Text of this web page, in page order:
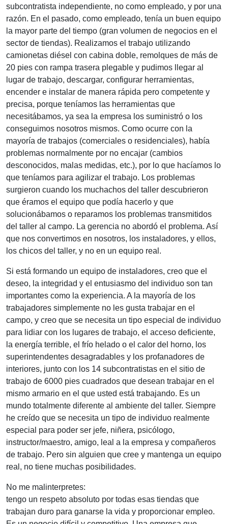
subcontratista independiente, no como empleado, y por una
razón. En el pasado, como empleado, tenía un buen equipo
la mayor parte del tiempo (gran volumen de negocios en el
sector de tiendas). Realizamos el trabajo utilizando
camionetas diésel con cabina doble, remolques de más de
20 pies con rampa trasera plegable y pudimos llegar al
lugar de trabajo, descargar, configurar herramientas,
encender e instalar de manera rápida pero competente y
precisa, porque teníamos las herramientas que
necesitábamos, ya sea la empresa los suministró o los
conseguimos nosotros mismos. Como ocurre con la
mayoría de trabajos (comerciales o residenciales), había
problemas normalmente por no encajar (cambios
desconocidos, malas medidas, etc.), por lo que hacíamos lo
que teníamos para agilizar el trabajo. Los problemas
surgieron cuando los muchachos del taller descubrieron
que éramos el equipo que podía hacerlo y que
solucionábamos o reparamos los problemas transmitidos
del taller al campo. La gerencia no abordó el problema. Así
que nos convertimos en nosotros, los instaladores, y ellos,
los chicos del taller, y no en un equipo real.
Si está formando un equipo de instaladores, creo que el
deseo, la integridad y el entusiasmo del individuo son tan
importantes como la experiencia. A la mayoría de los
trabajadores simplemente no les gusta trabajar en el
campo, y creo que se necesita un tipo especial de individuo
para lidiar con los lugares de trabajo, el acceso deficiente,
la energía terrible, el frío helado o el calor del horno, los
superintendentes desagradables y los profanadores de
interiores, junto con los 14 subcontratistas en el sitio de
trabajo de 6000 pies cuadrados que desean trabajar en el
mismo armario en el que usted está trabajando. Es un
mundo totalmente diferente al ambiente del taller. Siempre
he creído que se necesita un tipo de individuo realmente
especial para poder ser jefe, niñera, psicólogo,
instructor/maestro, amigo, leal a la empresa y compañeros
de trabajo. Pero sin alguien que cree y mantenga un equipo
real, no tiene muchas posibilidades.
No me malinterpretes:
tengo un respeto absoluto por todas esas tiendas que
trabajan duro para ganarse la vida y proporcionar empleo.